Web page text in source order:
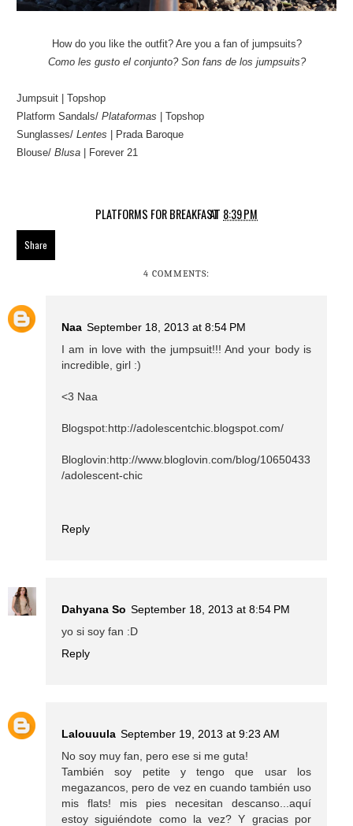
How do you like the outfit? Are you a fan of jumpsuits?
Como les gusto el conjunto? Son fans de los jumpsuits?
Jumpsuit | Topshop
Platform Sandals/ Plataformas
| Topshop
Sunglasses/ Lentes
| Prada Baroque
Blouse/ Blusa | Forever 21
PLATFORMS FOR BREAKFAST
AT 8:39 PM
Share
4 COMMENTS:
Naa September 18, 2013 at 8:54 PM
I am in love with the jumpsuit!!! And your body is
incredible, girl :)
<3 Naa
Blogspot:http://adolescentchic.blogspot.com/
Bloglovin:http://www.bloglovin.com/blog/10650433
/adolescent-chic
Reply
Dahyana So September 18, 2013 at 8:54 PM
yo si soy fan :D
Reply
Lalouuula September 19, 2013 at 9:23 AM
No soy muy fan, pero ese si me guta!
También soy petite y tengo que usar los
megazancos, pero de vez en cuando también uso
mis flats! mis pies necesitan descanso...aquí
estoy siguiéndote como la vez? Y gracias por